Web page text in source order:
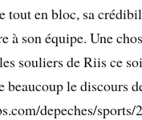
en bloc, sa
à son équipe. Une
souliers de Riis ce
beaucoup le discours
depeches/